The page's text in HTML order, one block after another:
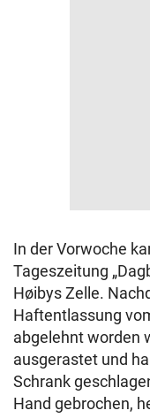
In der Vorwoche
Tageszeitung
Høibys Zelle.
Haftentlassung
abgelehnt worden
ausgerastet und
Schrank
Hand gebrochen,